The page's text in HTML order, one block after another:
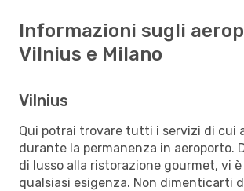
Informazioni sugli
Vilnius e Milano
Vilnius
Qui potrai trovare tutti i servizi di cui
durante la permanenza in aeroporto.
di lusso alla ristorazione gourmet, vi
qualsiasi esigenza. Non dimenticarti